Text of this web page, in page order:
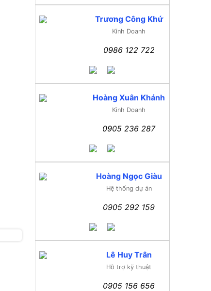
Trương Công Khứ
Kinh Doanh
0986 122 722
Hoàng Xuân Khánh
Kinh Doanh
0905 236 287
Hoàng Ngọc Giàu
Hệ thống dự án
0905 292 159
Lê Huy Trân
Hỗ trợ kỹ thuật
0905 156 656